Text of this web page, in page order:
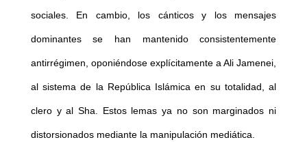
sociales. En cambio, los cánticos y los mensajes
dominantes se han mantenido consistentemente
antirrégimen, oponiéndose explícitamente a Ali Jamenei,
al sistema de la República Islámica en su totalidad, al
clero y al Sha. Estos lemas ya no son marginados ni
distorsionados mediante la manipulación mediática.